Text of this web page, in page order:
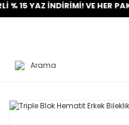
YAZ İNDİRİMİ! VE HER
Arama